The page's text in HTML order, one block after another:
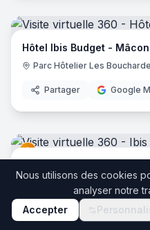
Hôtel Ibis Budget -
Partager Google
2 Bis Rue du 24 Avril 1915,
Partager Google
Nous utilisons des cookies
analyser notre
Accepter